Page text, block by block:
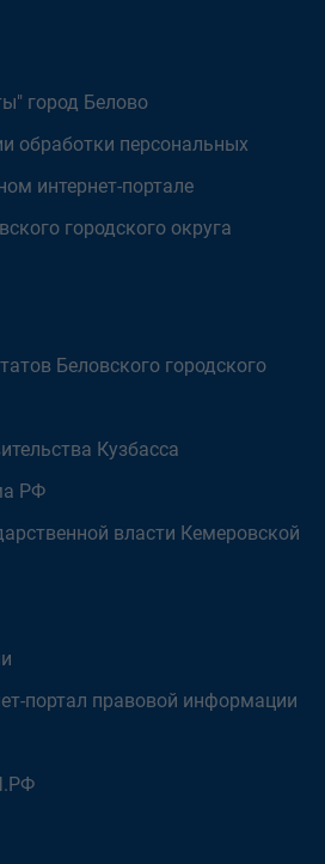
город Белово
обработки персональных
интернет-портале
городского округа
Беловского городского
Кузбасса
РФ
власти Кемеровской
портал правовой информации